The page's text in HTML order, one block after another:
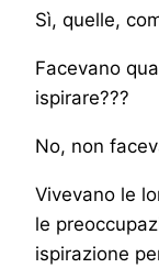
Sì, quelle,
Facevano
ispirare???
No, non
Vivevano le
le
ispirazione